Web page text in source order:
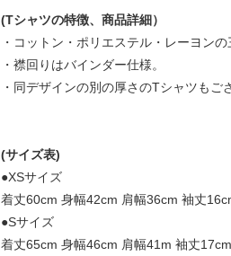
(Tシャツの特徴、商品詳細）
・コットン・ポリエステル・レーヨン
・襟回りはバインダー仕様。
・同デザインの別の厚さのTシャツも
(サイズ表)
●XSサイズ
着丈60cm 身幅42cm 肩幅36cm 袖丈
●Sサイズ
着丈65cm 身幅46cm 肩幅41m 袖丈17cm